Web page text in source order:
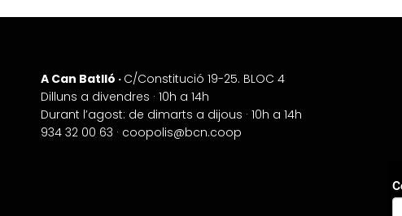
+
−
A Can Batlló · C/Constitució 19-25. BLOC 4
Dilluns a divendres · 10h a 14h
Durant l’agost: de dimarts a dijous · 10h a 14h
934 32 00 63 · coopolis@bcn.coop